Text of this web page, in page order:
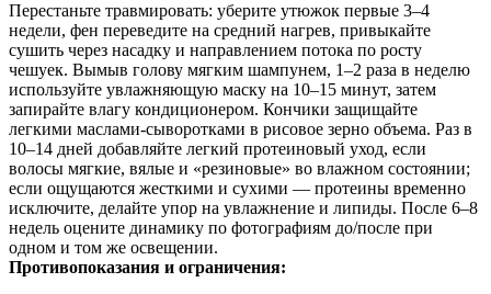
Перестаньте травмировать: уберите утюжок первые 3–4
недели, фен переведите на средний нагрев, привыкайте
сушить через насадку и направлением потока по росту
чешуек. Вымыв голову мягким шампунем, 1–2 раза в неделю
используйте увлажняющую маску на 10–15 минут, затем
запирайте влагу кондиционером. Кончики защищайте
легкими маслами‑сыворотками в рисовое зерно объема. Раз в
10–14 дней добавляйте легкий протеиновый уход, если
волосы мягкие, вялые и «резиновые» во влажном состоянии;
если ощущаются жесткими и сухими — протеины временно
исключите, делайте упор на увлажнение и липиды. После 6–8
недель оцените динамику по фотографиям до/после при
одном и том же освещении.
Противопоказания и ограничения: